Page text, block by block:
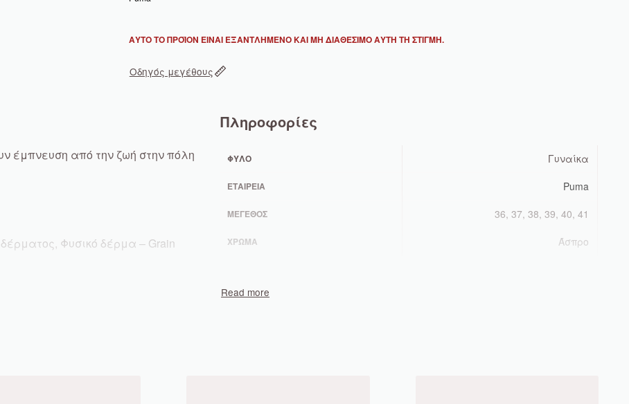
ΑΥΤΌ ΤΟ ΠΡΟΪΌΝ ΕΊΝΑΙ ΕΞΑΝΤΛΗΜΈΝΟ ΚΑΙ ΜΗ ΔΙΑΘΈΣΙΜΟ ΑΥΤΉ ΤΗ ΣΤΙΓΜΉ.
Οδηγός μεγέθους
έμπνευση από την ζωή στην πόλη
Φυσικό δέρμα – Grain
Πληροφορίες
ΦΎΛΟ Γυναίκα
ΕΤΑΙΡΕΊΑ Puma
ΜΈΓΕΘΟΣ 36, 37, 38, 39, 40, 41
ΧΡΏΜΑ Άσπρο